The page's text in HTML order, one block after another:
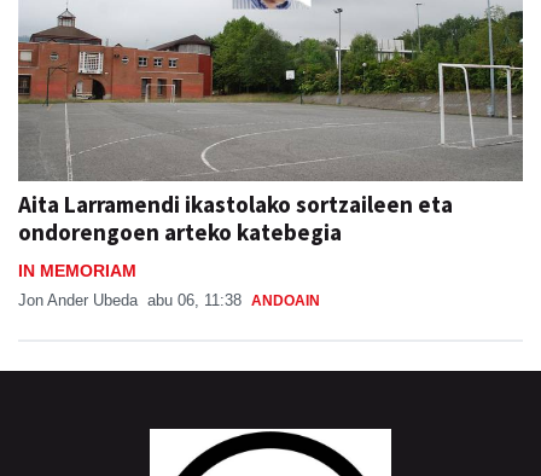
Aita Larramendi ikastolako sortzaileen eta
ondorengoen arteko katebegia
IN MEMORIAM
Jon Ander Ubeda abu 06, 11:38 ANDOAIN